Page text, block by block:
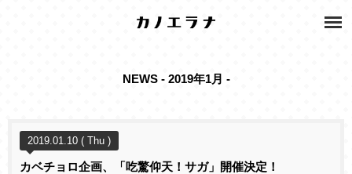
NEWS - 2019年1月 -
2019.01.10 ( Thu )
カベチョロ企画、「吃驚仰天！サガ」開催決定！